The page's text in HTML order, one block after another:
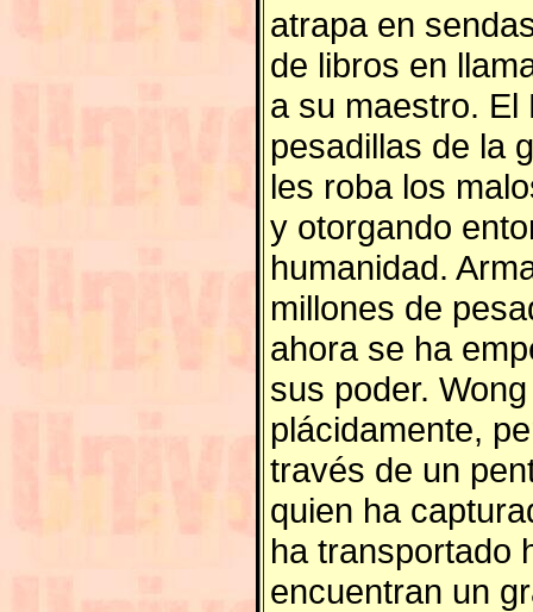
atrapa en
de libros en
a su maestro.
pesadillas de la
les roba los
y otorgando
humanidad.
millones de
ahora se ha
sus poder.
plácidamente,
través de un
quien ha
ha transportado
encuentran un